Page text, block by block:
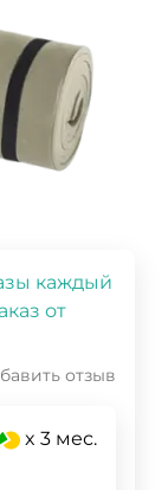
каждый
от
отзыв
x 3 мес.